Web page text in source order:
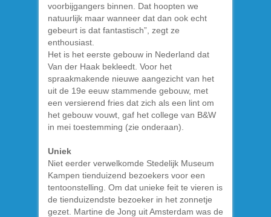
voorbijgangers binnen. Dat hoopten we
natuurlijk maar wanneer dat dan ook echt
gebeurt is dat fantastisch”, zegt ze
enthousiast.
Het is het eerste gebouw in Nederland dat
Van der Haak bekleedt. Voor het
spraakmakende nieuwe aangezicht van het
uit de 19e eeuw stammende gebouw, met
een versierend fries dat zich als een lint om
het gebouw vouwt, gaf het college van B&W
in mei toestemming (zie onderaan).
Uniek
Niet eerder verwelkomde Stedelijk Museum
Kampen tienduizend bezoekers voor een
tentoonstelling. Om dat unieke feit te vieren is
de tienduizendste bezoeker in het zonnetje
gezet. Martine de Jong uit Amsterdam was de